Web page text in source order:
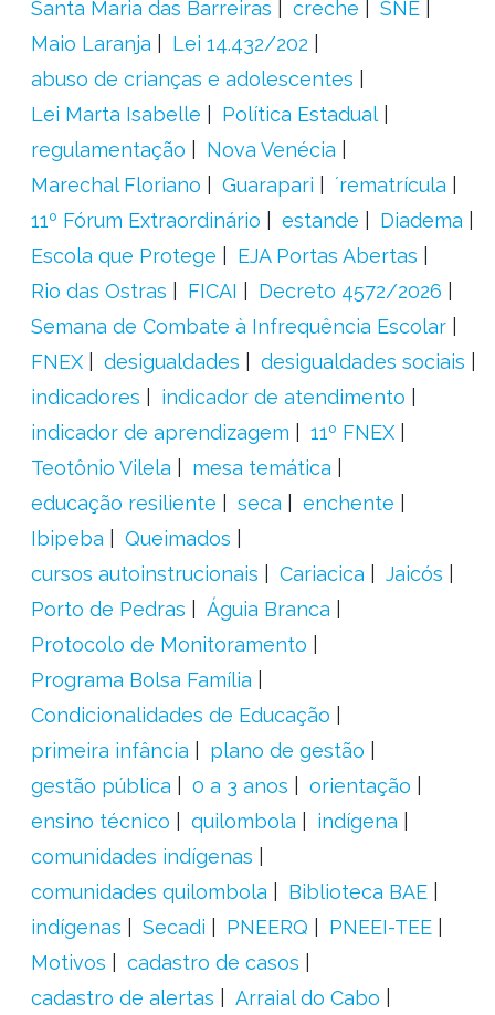
Santa Maria das Barreiras
creche
SNE
Maio Laranja
Lei 14.432/202
abuso de crianças e adolescentes
Lei Marta Isabelle
Política Estadual
regulamentação
Nova Venécia
Marechal Floriano
Guarapari
´rematrícula
11º Fórum Extraordinário
estande
Diadema
Escola que Protege
EJA Portas Abertas
Rio das Ostras
FICAI
Decreto 4572/2026
Semana de Combate à Infrequência Escolar
FNEX
desigualdades
desigualdades sociais
indicadores
indicador de atendimento
indicador de aprendizagem
11º FNEX
Teotônio Vilela
mesa temática
educação resiliente
seca
enchente
Ibipeba
Queimados
cursos autoinstrucionais
Cariacica
Jaicós
Porto de Pedras
Águia Branca
Protocolo de Monitoramento
Programa Bolsa Família
Condicionalidades de Educação
primeira infância
plano de gestão
gestão pública
0 a 3 anos
orientação
ensino técnico
quilombola
indígena
comunidades indígenas
comunidades quilombola
Biblioteca BAE
indígenas
Secadi PNEERQ
PNEEI-TEE
Motivos
cadastro de casos
cadastro de alertas
Arraial do Cabo